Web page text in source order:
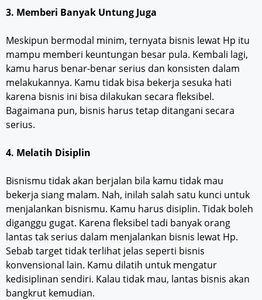
3. Memberi Banyak Untung Juga
Meskipun bermodal minim, ternyata bisnis lewat Hp itu
mampu memberi keuntungan besar pula. Kembali lagi,
kamu harus benar-benar serius dan konsisten dalam
melakukannya. Kamu tidak bisa bekerja sesuka hati
karena bisnis ini bisa dilakukan secara fleksibel.
Bagaimana pun, bisnis harus tetap ditangani secara
serius.
4. Melatih Disiplin
Bisnismu tidak akan berjalan bila kamu tidak mau
bekerja siang malam. Nah, inilah salah satu kunci untuk
menjalankan bisnismu. Kamu harus disiplin. Tidak boleh
diganggu gugat. Karena fleksibel tadi banyak orang
lantas tak serius dalam menjalankan bisnis lewat Hp.
Sebab target tidak terlihat jelas seperti bisnis
konvensional lain. Kamu dilatih untuk mengatur
kedisiplinan sendiri. Kalau tidak mau, lantas bisnis akan
bangkrut kemudian.